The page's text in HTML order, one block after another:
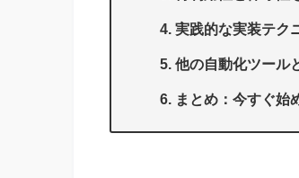
実践的な実装テク
他の自動化ツール
まとめ：今すぐ始